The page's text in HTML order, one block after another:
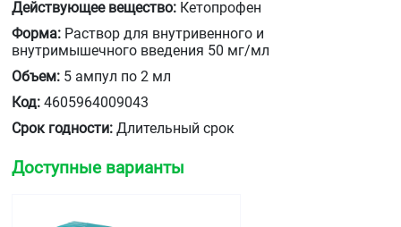
Действующее вещество: Кетопрофен
Форма: Раствор для внутривенного и
внутримышечного введения 50 мг/мл
Объем: 5 ампул по 2 мл
Код: 4605964009043
Срок годности: Длительный срок
Доступные варианты